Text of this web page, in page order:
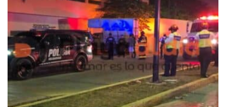
Más tardeen la zona turística de la ciudad,agentes de la
policía realizaban un recorrido sobre laQuinta Avenida
entre las calles 38 y 40 lograron asegurar a un
sujetocuando sacaba entre sus pertenencias envoltorios
con marihuana de una bolsa que llevaba Santos “N” de
35 años, originario de Tabasco, además se le encontró
4 bolsas con marihuana y 9 bolsitas con cocaína.